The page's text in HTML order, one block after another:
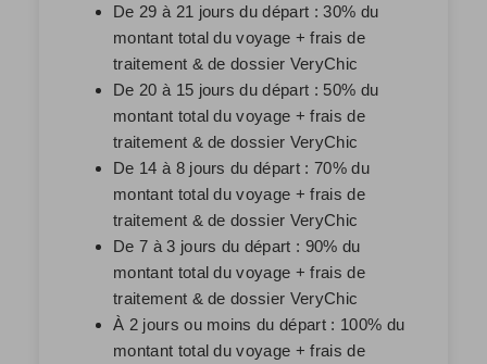
De 29 à 21 jours du départ : 30% du
montant total du voyage + frais de
traitement & de dossier VeryChic
De 20 à 15 jours du départ : 50% du
montant total du voyage + frais de
traitement & de dossier VeryChic
De 14 à 8 jours du départ : 70% du
montant total du voyage + frais de
traitement & de dossier VeryChic
De 7 à 3 jours du départ : 90% du
montant total du voyage + frais de
traitement & de dossier VeryChic
À 2 jours ou moins du départ : 100% du
montant total du voyage + frais de